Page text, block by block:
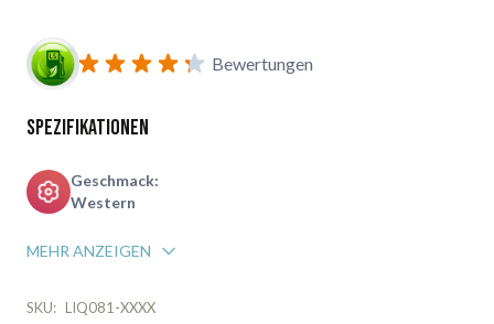
Benachrichtigungsformular für Wiederverfügbarkeit
Bewertungen
Spezifikationen
Geschmack:
Western
MEHR ANZEIGEN
SKU: LIQ081-XXXX